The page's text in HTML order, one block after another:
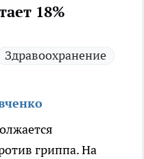
18%
Здравоохранение
гриппа. На